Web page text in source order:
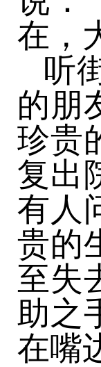
在，
听
的朋
珍贵
复出
有人
贵的
至失
助之
在嘴